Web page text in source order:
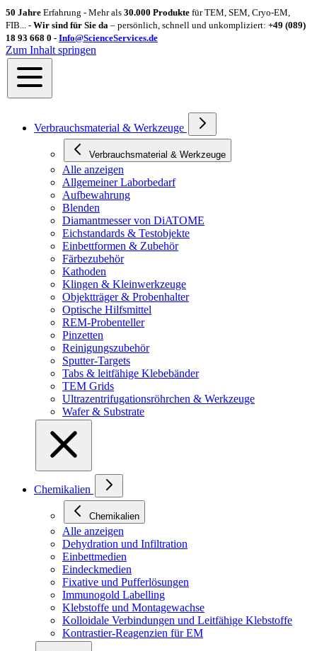
50 Jahre Erfahrung - Mehr als 30.000 Produkte für TEM, SEM, Cryo-EM,
FIB... - Wir sind für Sie da – persönlich, schnell und unkompliziert: +49 (089)
18 93 668 0 - Info@ScienceServices.de
Zum Inhalt springen
Verbrauchsmaterial & Werkzeuge
Verbrauchsmaterial & Werkzeuge
Alle anzeigen
Allgemeiner Laborbedarf
Aufbewahrung
Blenden
Diamantmesser von DiATOME
Eichstandards & Testobjekte
Einbettformen & Zubehör
Färbezubehör
Kathoden
Klingen & Kleinwerkzeuge
Objektträger & Probenhalter
Optische Hilfsmittel
REM-Probenteller
Pinzetten
Reinigungszubehör
Sputter-Targets
Tabs & leitfähige Klebebänder
TEM Grids
Ultrazentrifugationsröhrchen & Werkzeuge
Wafer & Substrate
Chemikalien
Chemikalien
Alle anzeigen
Dehydration und Infiltration
Einbettmedien
Eindeckmedien
Fixative und Pufferlösungen
Immunogold Labelling
Klebstoffe und Montagewachse
Kolloidale Verbindungen und Leitfähige Klebstoffe
Kontrastier-Reagenzien für EM